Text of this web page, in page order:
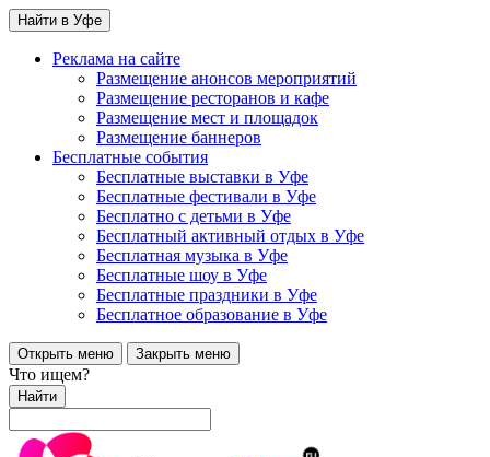
Найти в Уфе
Реклама на сайте
Размещение анонсов мероприятий
Размещение ресторанов и кафе
Размещение мест и площадок
Размещение баннеров
Бесплатные события
Бесплатные выставки в Уфе
Бесплатные фестивали в Уфе
Бесплатно с детьми в Уфе
Бесплатный активный отдых в Уфе
Бесплатная музыка в Уфе
Бесплатные шоу в Уфе
Бесплатные праздники в Уфе
Бесплатное образование в Уфе
Открыть меню Закрыть меню
Что ищем?
Найти